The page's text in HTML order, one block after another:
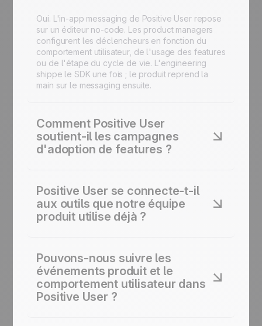
Oui. L'in-app messaging de Positive User repose
sur un éditeur no-code. Les product managers
configurent les déclencheurs en fonction du
comportement utilisateur, de l'usage des features
ou de l'étape du cycle de vie. L'engineering
shippe le SDK une fois ; le produit reprend la
main sur le messaging ensuite.
Comment Positive User
soutient-il les campagnes
d'adoption de features ?
notifications push et des tours d'email quand les
utilisateurs rencontrent une nouvelle feature. La
segmentation comportementalefait remonter le
bon prompt au bon utilisateur au bon moment,
Positive User se connecte-t-il
aux outils que notre équipe
produit utilise déjà ?
outils d'analytics produit, de data warehouse et
d'engineering. Pour tout ce qui n'est pas couvert
nativement, une API ouverte et des webhooks
permettent de streamer des événements produit
et de synchroniser des attributs utilisateurs
Pouvons-nous suivre les
événements produit et le
comportement utilisateur dans
Positive User ?